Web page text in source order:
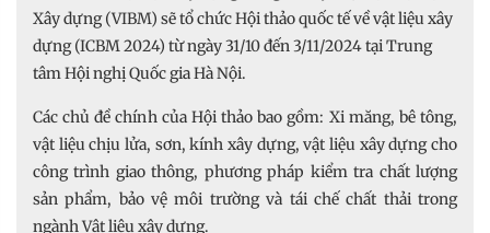
Xây dựng (VIBM) sẽ tổ chức Hội thảo quốc tế về vật liệu xây
dựng (ICBM 2024) từ ngày 31/10 đến 3/11/2024 tại Trung
tâm Hội nghị Quốc gia Hà Nội.
Các chủ đề chính của Hội thảo bao gồm: Xi măng, bê tông,
vật liệu chịu lửa, sơn, kính xây dựng, vật liệu xây dựng cho
công trình giao thông, phương pháp kiểm tra chất lượng
sản phẩm, bảo vệ môi trường và tái chế chất thải trong
ngành Vật liệu xây dựng.